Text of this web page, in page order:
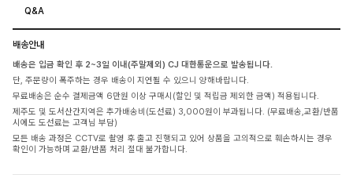
Q&A
배송안내
배송은 입금 확인 후 2~3일 이내(주말제외) CJ 대한통운으로 발송됩니다.
단, 주문량이 폭주하는 경우 배송이 지연될 수 있으니 양해바랍니다.
무료배송은 순수 결제금액 6만원 이상 구매시(할인 및 적립금 제외한 금액) 적용됩니다.
제주도 및 도서산간지역은 추가배송비(도선료) 3,000원이 부과됩니다. (무료배송,교환/반품
시에도 도선료는 고객님 부담)
모든 배송 과정은 CCTV로 촬영 후 출고 진행되고 있어 상품을 고의적으로 훼손하시는 경우
확인이 가능하며 교환/반품 처리 절대 불가합니다.